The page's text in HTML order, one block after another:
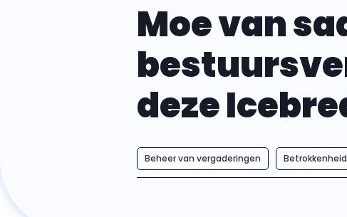
Moe van
deze
Beheer van vergaderingen